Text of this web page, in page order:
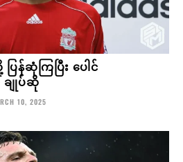
ြန်ဆုံကြပြီး ပေါင်
ချုပ်ဆို
10, 2025